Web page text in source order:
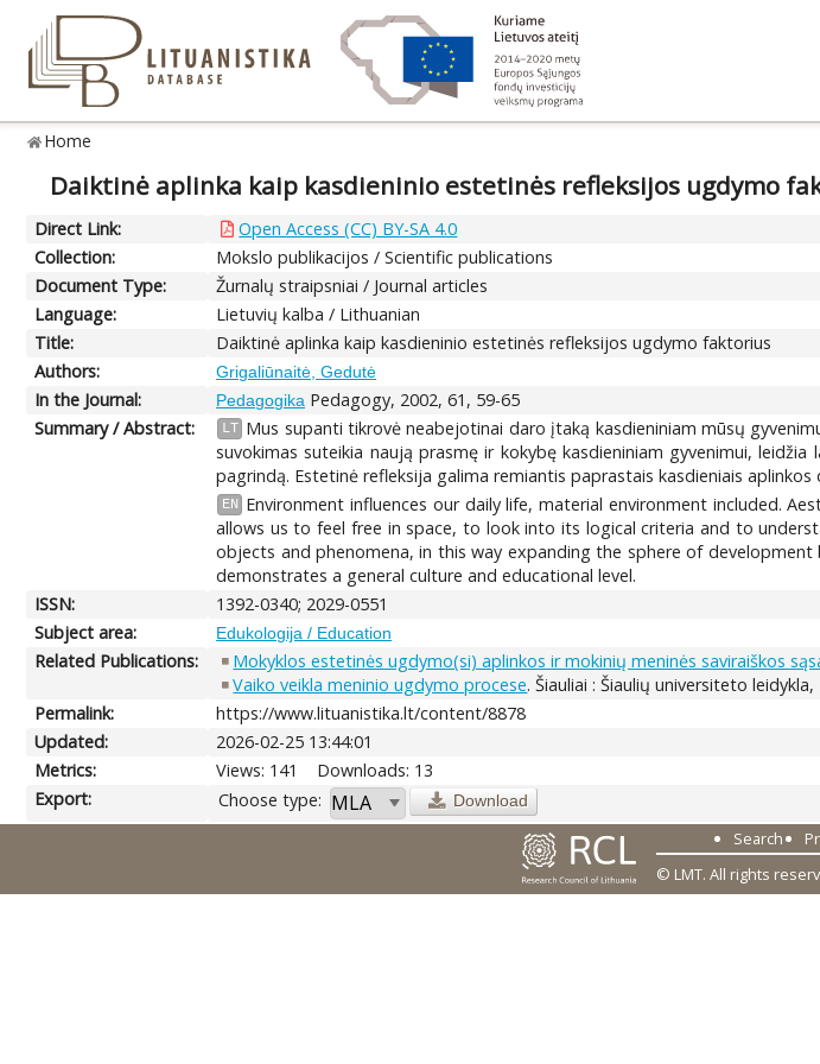
Home
Daiktinė aplinka kaip kasdieninio estetinės refleksijos ugdymo
Direct Link:
Open Access (CC) BY-SA 4.0
Collection:
Mokslo publikacijos / Scientific publications
Document Type:
Žurnalų straipsniai / Journal articles
Language:
Lietuvių kalba / Lithuanian
Title:
Daiktinė aplinka kaip kasdieninio estetinės refleksijos ugdymo faktorius
Authors:
Grigaliūnaitė, Gedutė
In the Journal: Pedagogika Pedagogy, 2002, 61, 59-65
Summary / Abstract:
LT Mus supanti tikrovė neabejotinai daro įtaką kasdieniniam mūsų
suvokimas suteikia naują prasmę ir kokybę kasdieniniam gyvenimui,
pagrindą. Estetinė refleksija galima remiantis paprastais kasdieniais
EN
Environment influences our daily life, material environment included.
allows us to feel free in space, to look into its logical criteria and to
objects and phenomena, in this way expanding the sphere of
demonstrates a general culture and educational level.
ISSN:
1392-0340; 2029-0551
Subject area:
Edukologija / Education
Related Publications: Mokyklos estetinės ugdymo(si) aplinkos ir mokinių meninės saviraiškos
Vaiko veikla meninio ugdymo procese. Šiauliai : Šiaulių universiteto leidykla,
Permalink:
https://www.lituanistika.lt/content/8878
Updated:
2026-02-25 13:44:01
Metrics:
Views: 141
Downloads: 13
Export:
Choose type: Download
Search
© LMT. All rights